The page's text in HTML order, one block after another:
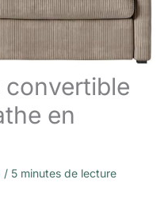
convertible
en
/ 5 minutes de lecture